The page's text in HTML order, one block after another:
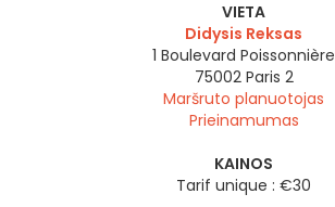
VIETA
Didysis Reksas
1 Boulevard Poissonnière
75002 Paris 2
Maršruto planuotojas
Prieinamumas
KAINOS
Tarif unique : €30